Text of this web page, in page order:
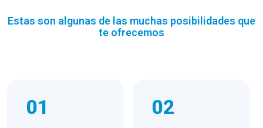
Estas son algunas de las muchas posibilidades que
te ofrecemos
01 02